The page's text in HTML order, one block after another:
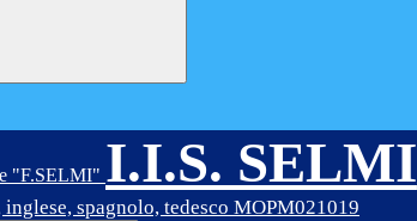
I.I.S. SELMI
inglese, spagnolo, tedesco MOPM021019